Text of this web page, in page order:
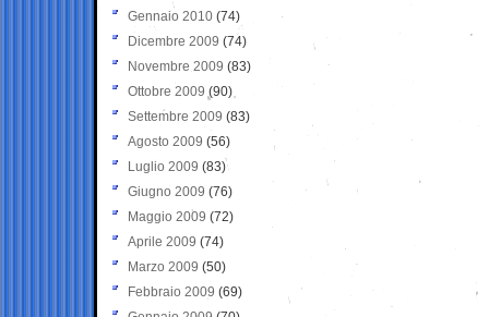
Gennaio 2010 (74)
Dicembre 2009 (74)
Novembre 2009 (83)
Ottobre 2009 (90)
Settembre 2009 (83)
Agosto 2009 (56)
Luglio 2009 (83)
Giugno 2009 (76)
Maggio 2009 (72)
Aprile 2009 (74)
Marzo 2009 (50)
Febbraio 2009 (69)